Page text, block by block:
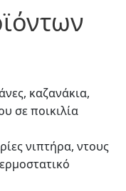
καζανάκια,
σε ποικιλία
νιπτήρα, ντους